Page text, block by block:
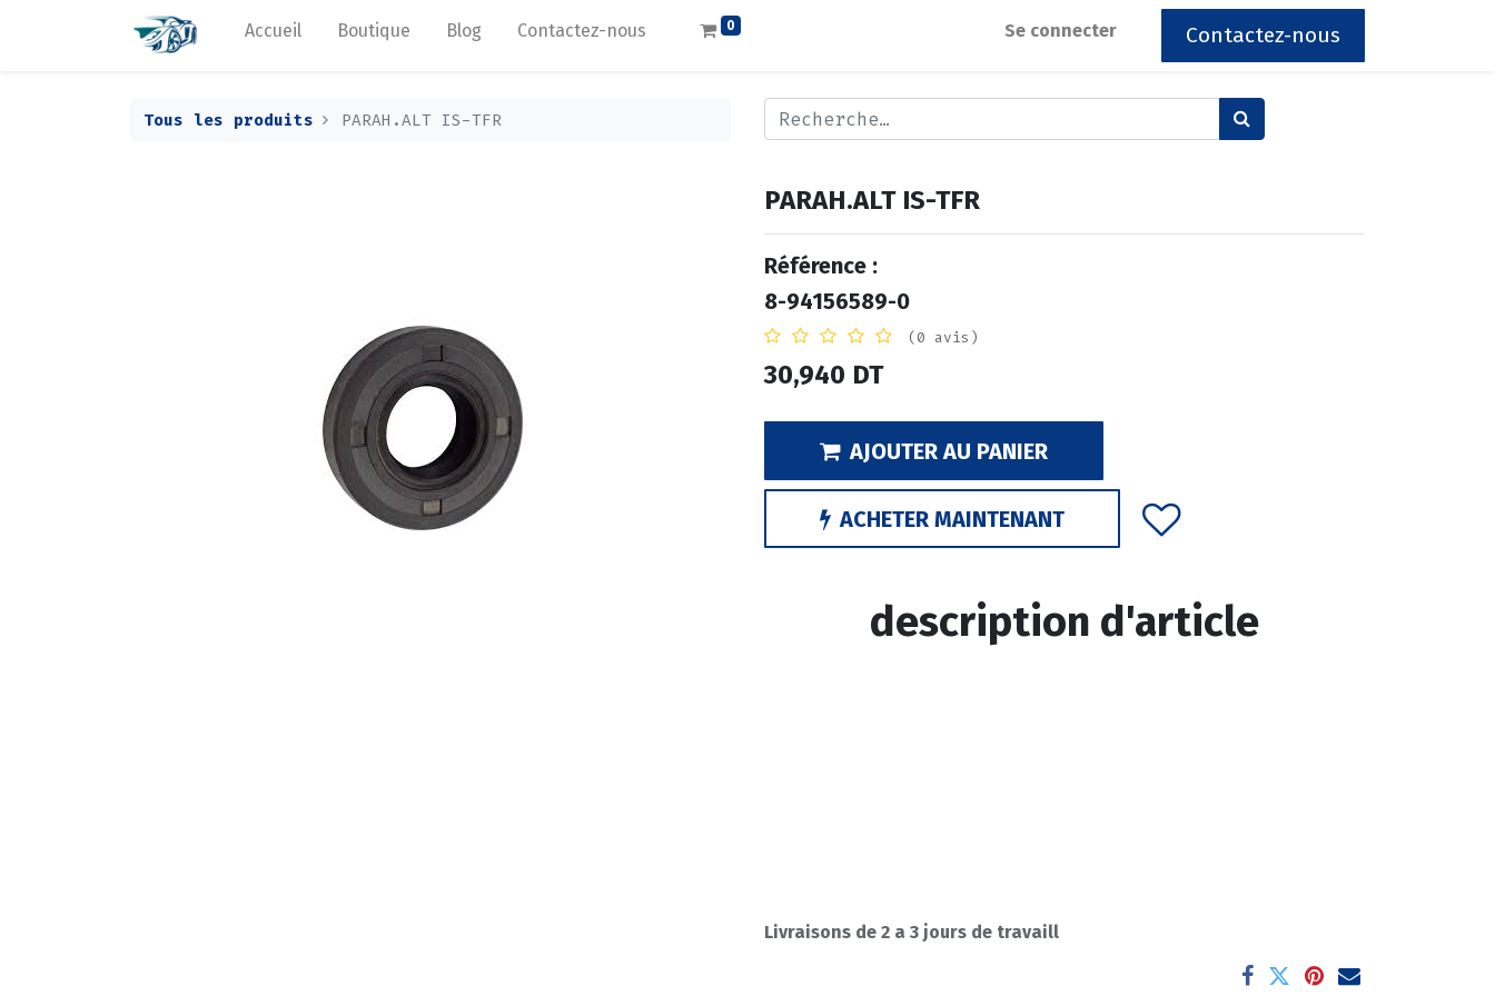
Accueil Boutique Blog Contactez-nous 0 Se connecter Contactez-nous
Tous les produits PARAH.ALT IS-TFR
PARAH.ALT IS-TFR
Référence :
8-94156589-0
(0 avis)
30,940 DT
AJOUTER AU PANIER
ACHETER MAINTENANT
description d'article
Livraisons de 2 a 3 jours de travaill